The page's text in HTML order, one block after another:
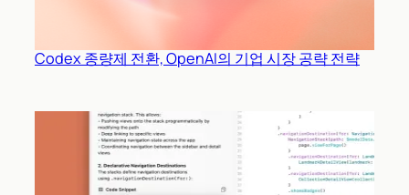
Codex 종량제 전환, OpenAI의 기업 시장 공략 전략